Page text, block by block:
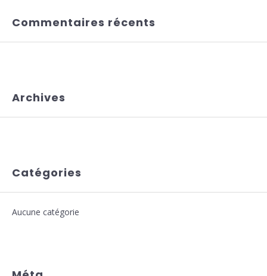
Commentaires récents
Archives
Catégories
Aucune catégorie